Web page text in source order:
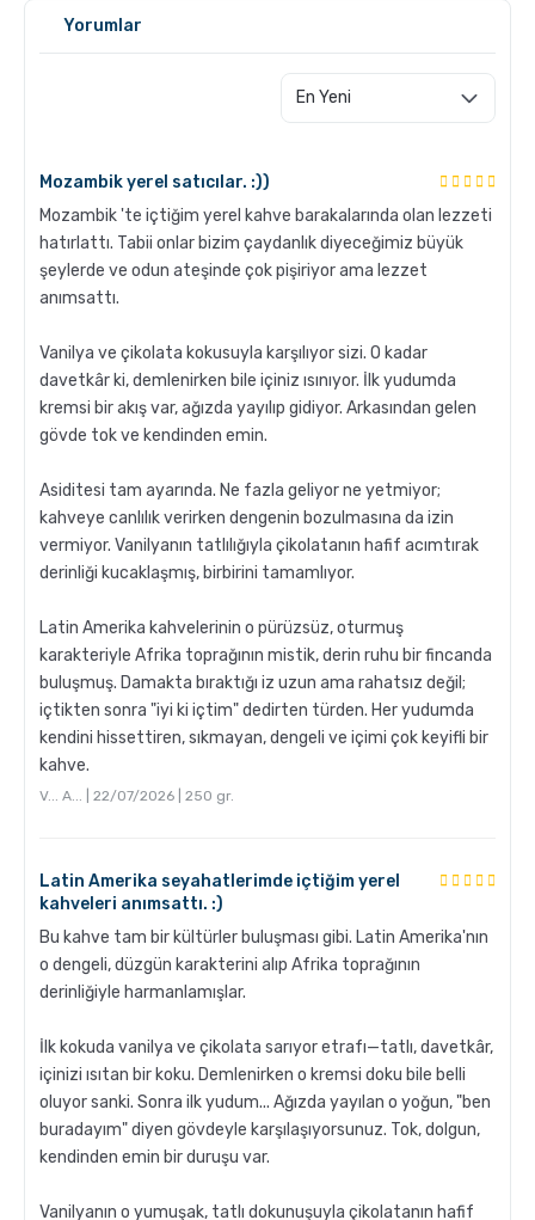
Grosche Aberdeen Tritan Demlik Nasıl Temizlenir?
Grosche Milano Moka Pot
Yorumlar
Mozambik yerel satıcılar. :))
Mozambik 'te içtiğim yerel kahve barakalarında olan lezzeti
hatırlattı. Tabii onlar bizim çaydanlık diyeceğimiz büyük
şeylerde ve odun ateşinde çok pişiriyor ama lezzet
anımsattı.
Vanilya ve çikolata kokusuyla karşılıyor sizi. O kadar
davetkâr ki, demlenirken bile içiniz ısınıyor. İlk yudumda
kremsi bir akış var, ağızda yayılıp gidiyor. Arkasından gelen
gövde tok ve kendinden emin.
Asiditesi tam ayarında. Ne fazla geliyor ne yetmiyor;
kahveye canlılık verirken dengenin bozulmasına da izin
vermiyor. Vanilyanın tatlılığıyla çikolatanın hafif acımtırak
derinliği kucaklaşmış, birbirini tamamlıyor.
Latin Amerika kahvelerinin o pürüzsüz, oturmuş
karakteriyle Afrika toprağının mistik, derin ruhu bir fincanda
buluşmuş. Damakta bıraktığı iz uzun ama rahatsız değil;
içtikten sonra "iyi ki içtim" dedirten türden. Her yudumda
kendini hissettiren, sıkmayan, dengeli ve içimi çok keyifli bir
kahve.
V... A... | 22/07/2026 | 250 gr.
Latin Amerika seyahatlerimde içtiğim yerel
kahveleri anımsattı. :)
Bu kahve tam bir kültürler buluşması gibi. Latin Amerika'nın
o dengeli, düzgün karakterini alıp Afrika toprağının
derinliğiyle harmanlamışlar.
İlk kokuda vanilya ve çikolata sarıyor etrafı—tatlı, davetkâr,
içinizi ısıtan bir koku. Demlenirken o kremsi doku bile belli
oluyor sanki. Sonra ilk yudum... Ağızda yayılan o yoğun, "ben
buradayım" diyen gövdeyle karşılaşıyorsunuz. Tok, dolgun,
kendinden emin bir duruşu var.
Vanilyanın o yumuşak, tatlı dokunuşuyla çikolatanın hafif